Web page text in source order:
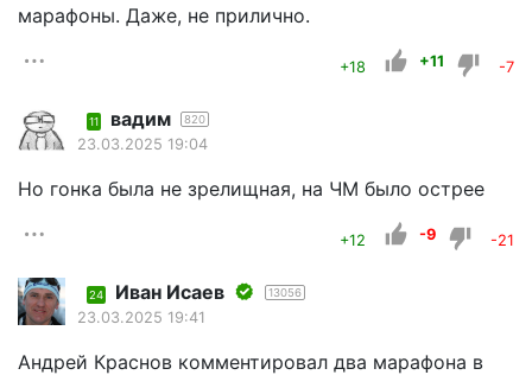
марафоны. Даже, не прилично.
+18 +11 -7
11 вадим 820
23.03.2025 19:04
Но гонка была не зрелищная, на ЧМ было острее
+12 -9 -21
24 Иван Исаев 13056
23.03.2025 19:41
Андрей Краснов комментировал два марафона в